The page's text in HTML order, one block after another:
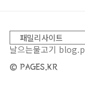
날으는물고기
© PAGES.KR